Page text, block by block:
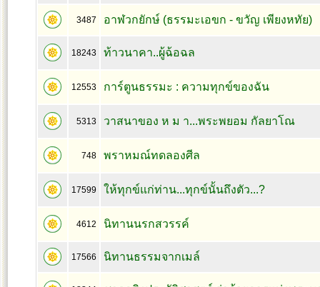
3487 อาฬวกยักษ์ (ธรรมะเอขก - ขวัญ เพียงหทัย)
18243 ท้าวนาคา..ผู้ฉ้อฉล
12553 การ์ตูนธรรมะ : ความทุกข์ของฉัน
5313 วาสนาของ ห ม า...พระพยอม กัลยาโณ
748 พราหมณ์ทดลองศีล
17599 ให้ทุกข์แก่ท่าน...ทุกข์นั้นถึงตัว...?
4612 นิทานนรกสวรรค์
17566 นิทานธรรมจากเมล์